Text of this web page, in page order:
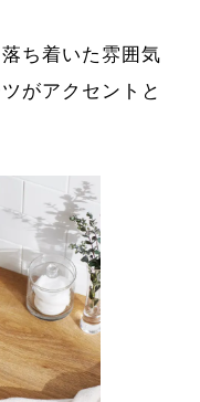
ち着いた雰囲気
がアクセントと